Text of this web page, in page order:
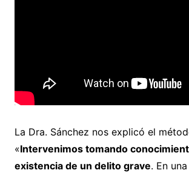
La Dra. Sánchez nos explicó el
«Intervenimos tomando
existencia de un delito grave. En